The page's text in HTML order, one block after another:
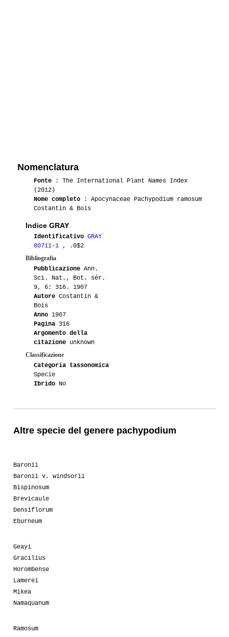
Nomenclatura
Fonte : The International Plant Names Index
(2012)
Nome completo : Apocynaceae Pachypodium ramosum
Costantin & Bois
Indice GRAY
Identificativo GRAY
80711-1 , .0$2
Bibliografia
Pubblicazione Ann.
Sci. Nat., Bot. sér.
9, 6: 316. 1907
Autore Costantin &
Bois
Anno 1907
Pagina 316
Argomento della
citazione unknown
Classificazione
Categoria tassonomica
Specie
Ibrido No
Altre specie del genere pachypodium
Baronii
Baronii v. windsorii
Bispinosum
Brevicaule
Densiflorum
Eburneum
Geayi
Gracilius
Horombense
Lamerei
Mikea
Namaquanum
Ramosum